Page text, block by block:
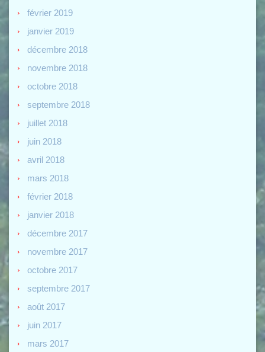
février 2019
janvier 2019
décembre 2018
novembre 2018
octobre 2018
septembre 2018
juillet 2018
juin 2018
avril 2018
mars 2018
février 2018
janvier 2018
décembre 2017
novembre 2017
octobre 2017
septembre 2017
août 2017
juin 2017
mars 2017